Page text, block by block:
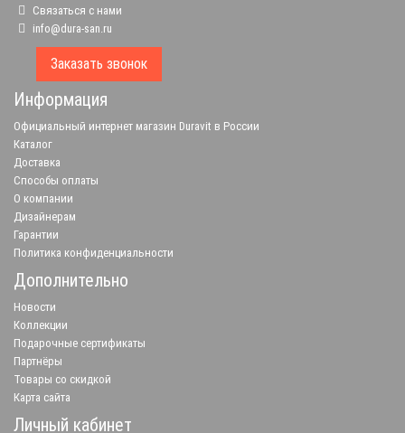
Связаться с нами
info@dura-san.ru
Заказать звонок
Информация
Официальный интернет магазин Duravit в России
Каталог
Доставка
Способы оплаты
О компании
Дизайнерам
Гарантии
Политика конфиденциальности
Дополнительно
Новости
Коллекции
Подарочные сертификаты
Партнёры
Товары со скидкой
Карта сайта
Личный кабинет